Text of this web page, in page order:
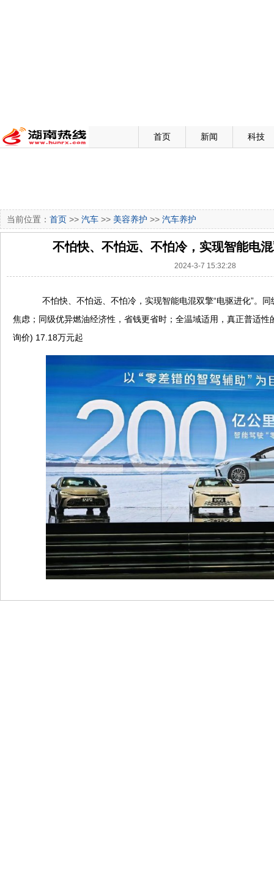
首页 新闻 科技
当前位置： 首页 >> 汽车 >> 美容养护 >> 汽车养护
不怕快、不怕远、不怕冷，实现智能电
2024-3-7 15:32:28
不怕快、不怕远、不怕冷，实现智能电混双擎“电驱进化”。同
焦虑；同级优异燃油经济性，省钱更省时；全温域适用，真正普适
询价) 17.18万元起